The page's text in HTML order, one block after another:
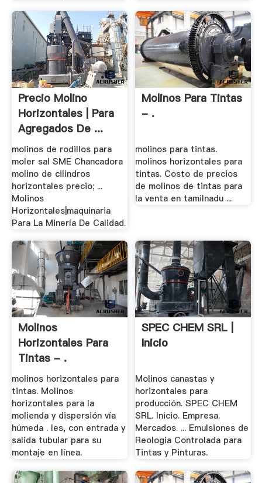
Precio Molino
Horizontales | Para
Agregados De ...
molinos de rodillos para
moler sal SME Chancadora
molino de cilindros
horizontales precio; ...
Molinos
Horizontales|maquinaria
Para La Minería De Calidad.
Molinos Para Tintas
- .
molinos para tintas.
molinos horizontales para
tintas. Costo de precios
de molinos de tintas para
la venta en tamilnadu ...
Molinos
Horizontales Para
Tintas - .
molinos horizontales para
tintas. Molinos
horizontales para la
molienda y dispersión vía
húmeda . les, con entrada y
salida tubular para su
montaje en línea.
SPEC CHEM SRL |
Inicio
Molinos canastas y
horizontales para
producción. SPEC CHEM
SRL. Inicio. Empresa.
Mercados. ... Emulsiones de
Reologia Controlada para
Tintas y Pinturas.